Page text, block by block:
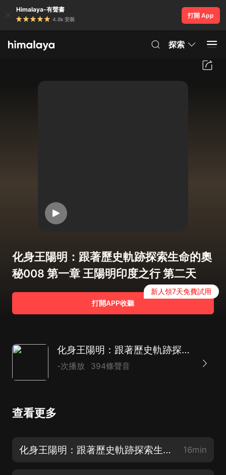
Himalaya-有聲書
4.8k 安裝
打開 App
探索
化身王陽明：跟著歷史軌跡探索生命的奧
秘008 第一章 王陽明印度之行 第二天
打開APP收聽
新人領7天免費試用
化身王陽明：跟著歷史軌跡探索生命的奧秘（第一部）
-次播放 394條聲音
查看更多
化身王陽明：跟著歷史軌跡探索生命的奧秘000本書部分精彩片段 16min